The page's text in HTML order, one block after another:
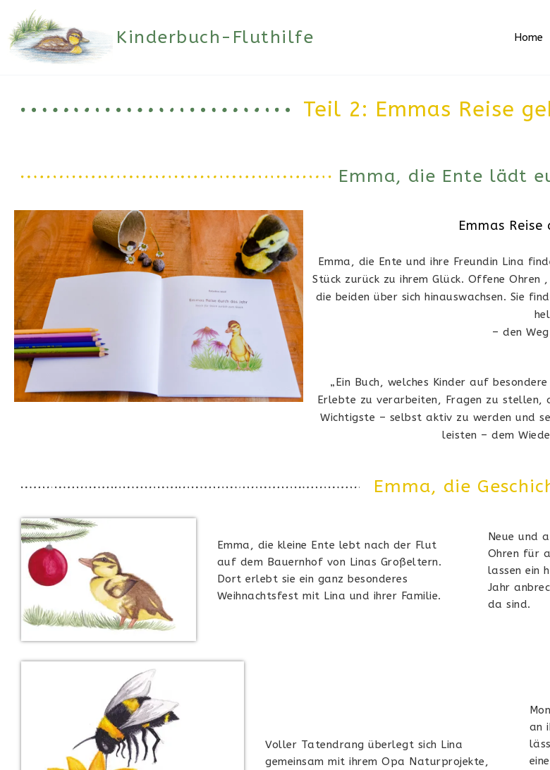
Inhalt
springen
Kinderbuch-Fluthilfe Home
Teil 2: Emmas Reise
Emma, die Ente lädt
Emmas
Emma, die Ente und ihre Freundin Lina
Stück zurück zu ihrem Glück. Offene
die beiden über sich hinauswachsen. Sie
–den
„Ein Buch, welches Kinder auf
Erlebte zu verarbeiten, Fragen zu stellen,
Wichtigste – selbst aktiv zu werden und
leisten – dem
Emma, die
Emma, die kleine Ente lebt nach der Flut
auf dem Bauernhof von Linas Großeltern.
Dort erlebt sie ein ganz besonderes
Weihnachtsfest mit Lina und ihrer Familie.
Neue und
Ohren für
lassen ein
Jahr
da sind.
Voller Tatendrang überlegt sich Lina
gemeinsam mit ihrem Opa Naturprojekte,
an